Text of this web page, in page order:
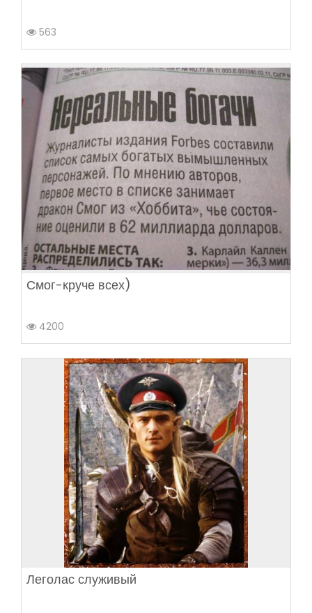
563
Смог-круче всех)
4200
Леголас служивый